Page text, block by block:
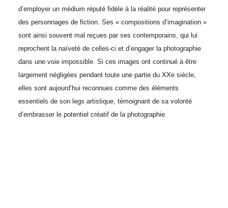
d’employer un médium réputé fidèle à la réalité pour représenter
des personnages de fiction. Ses « compositions d’imagination »
sont ainsi souvent mal reçues par ses contemporains, qui lui
reprochent la naïveté de celles-ci et d’engager la photographie
dans une voie impossible. Si ces images ont continué à être
largement négligées pendant toute une partie du XXe siècle,
elles sont aujourd’hui reconnues comme des éléments
essentiels de son legs artistique, témoignant de sa volonté
d’embrasser le potentiel créatif de la photographie.